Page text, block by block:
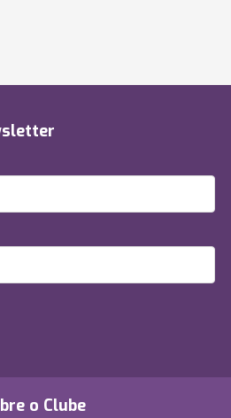
o Clube